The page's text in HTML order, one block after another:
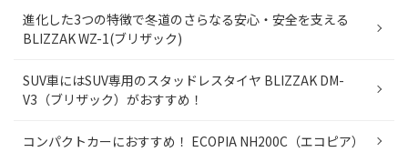
進化した3つの特徴で冬道のさらなる安心・安全を支える
BLIZZAK WZ-1(ブリザック)
SUV車にはSUV専用のスタッドレスタイヤ BLIZZAK DM-
V3（ブリザック）がおすすめ！
コンパクトカーにおすすめ！ ECOPIA NH200C（エコピア）